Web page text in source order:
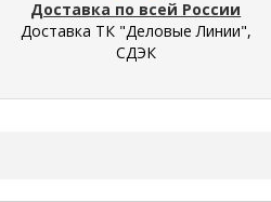
Доставка по всей России
Доставка ТК "Деловые Линии",
СДЭК